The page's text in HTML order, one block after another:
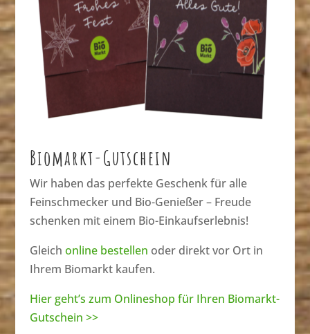
Biomarkt-Gutschein
Wir haben das perfekte Geschenk für alle
Feinschmecker und Bio-Genießer – Freude
schenken mit einem Bio-Einkaufserlebnis!
Gleich online bestellen oder direkt vor Ort in
Ihrem Biomarkt kaufen.
Hier geht’s zum Onlineshop für Ihren Biomarkt-
Gutschein >>